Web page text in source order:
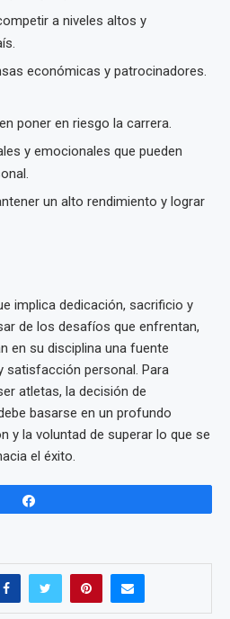
a niveles altos y
económicas y patrocinadores.
poner en riesgo la carrera.
y emocionales que pueden
un alto rendimiento y lograr
implica dedicación, sacrificio y
de los desafíos que enfrentan,
en su disciplina una fuente
satisfacción personal. Para
atletas, la decisión de
basarse en un profundo
y la voluntad de superar lo que se
el éxito.